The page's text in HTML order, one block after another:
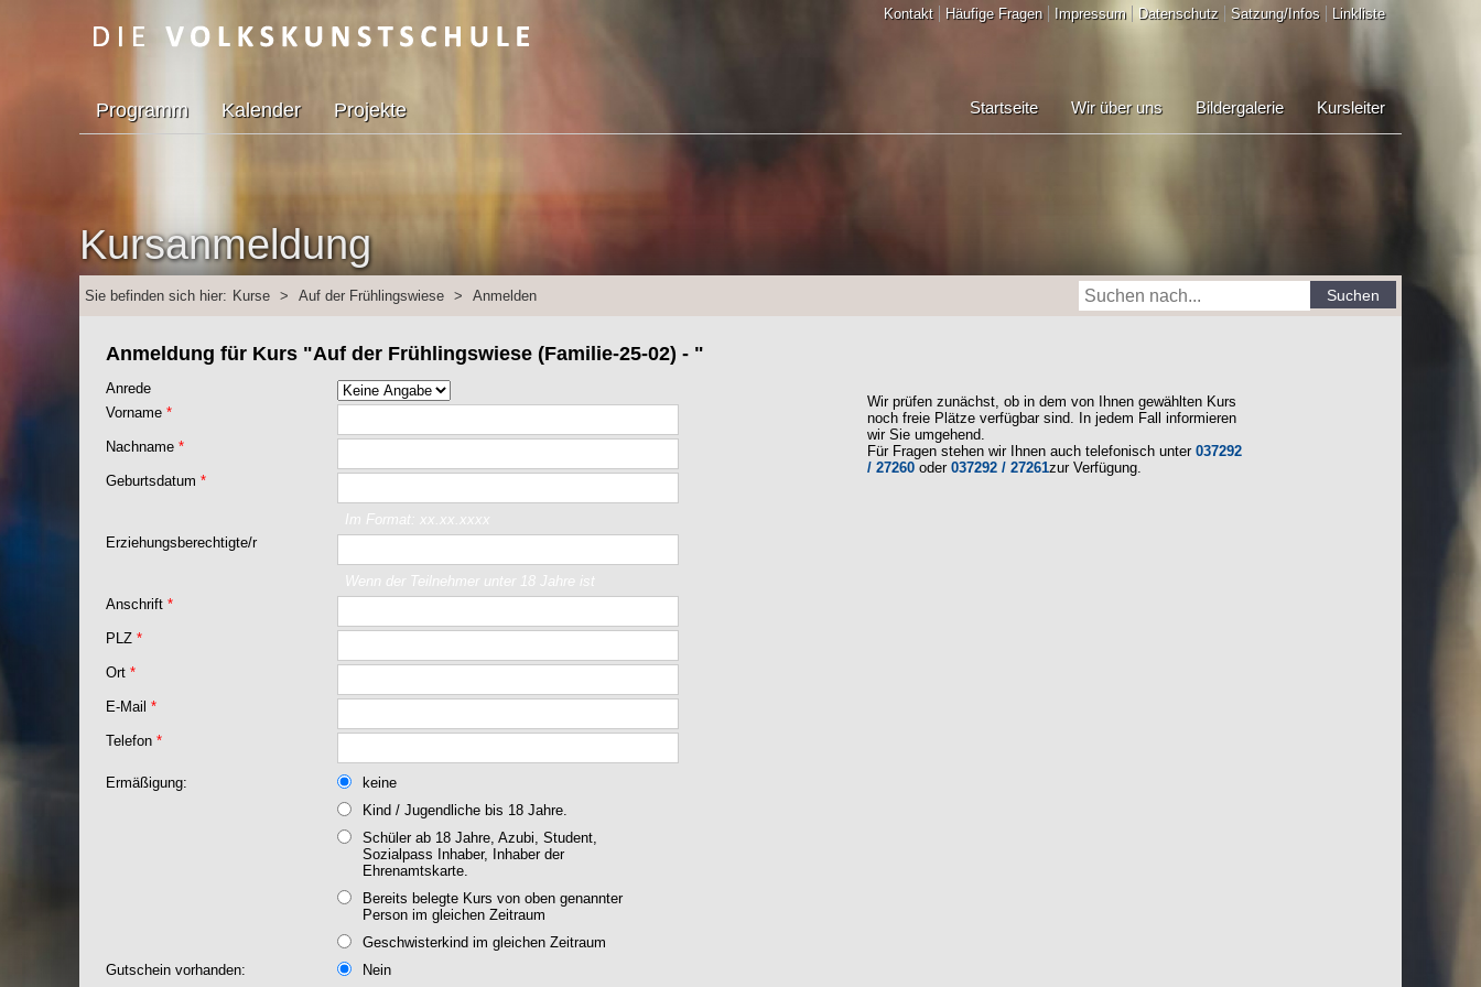
Kontakt Häufige Fragen Impressum Datenschutz Satzung/Infos Linkliste
Programm Kalender Projekte Kursleiter
Bildergalerie
Wir über uns
Startseite
Kursanmeldung
Sie befinden sich hier: Kurse > Auf der Frühlingswiese > Anmelden Suchen
Anmeldung für Kurs "Auf der Frühlingswiese (Familie-25-02) - "
Anrede
Vorname *
Nachname *
Geburtsdatum *
Im Format: xx.xx.xxxx
Erziehungsberechtigte/r
Wenn der Teilnehmer unter 18 Jahre ist
Anschrift *
PLZ *
Ort *
E-Mail *
Telefon *
Ermäßigung:
keine
Kind / Jugendliche bis 18 Jahre.
Schüler ab 18 Jahre, Azubi, Student,
Sozialpass Inhaber, Inhaber der
Ehrenamtskarte.
Bereits belegte Kurs von oben genannter
Person im gleichen Zeitraum
Geschwisterkind im gleichen Zeitraum
Gutschein vorhanden:
Nein
Wir prüfen zunächst, ob in dem von Ihnen gewählten Kurs
noch freie Plätze verfügbar sind. In jedem Fall informieren
wir Sie umgehend.
Für Fragen stehen wir Ihnen auch telefonisch unter037292
/ 27260 oder037292 / 27261zur Verfügung.